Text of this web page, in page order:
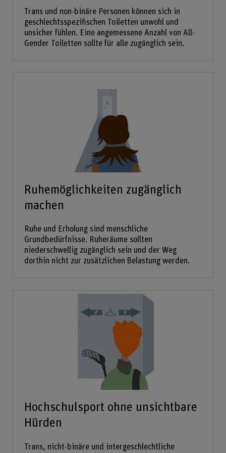
Trans und non-binäre Personen können sich in
geschlechtsspezifischen Toiletten unwohl und
unsicher fühlen. Eine angemessene Anzahl von All-
Gender Toiletten sollte für alle zugänglich sein.
Ruhemöglichkeiten zugänglich
machen
Ruhe und Erholung sind menschliche
Grundbedürfnisse. Ruheräume sollten
niederschwellig zugänglich sein und der Weg
dorthin nicht zur zusätzlichen Belastung werden.
Hochschulsport ohne unsichtbare
Hürden
Trans, nicht-binäre und intergeschlechtliche